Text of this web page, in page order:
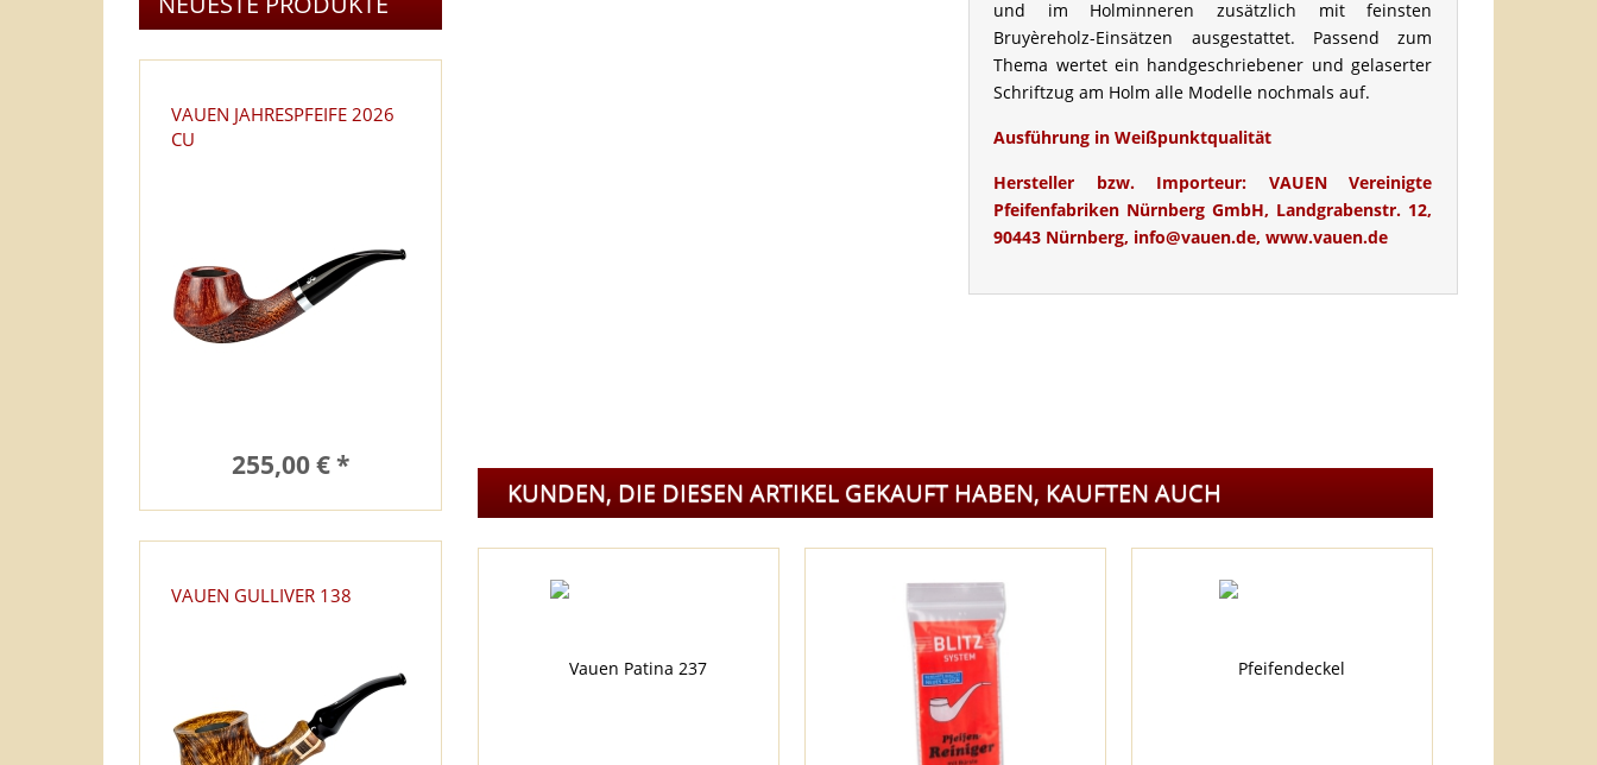
VAUEN JAHRESPFEIFE 2026
CU
255,00 € *
VAUEN GULLIVER 138
und im Holminneren zusätzlich mit feinsten
Bruyèreholz-Einsätzen ausgestattet. Passend zum
Thema wertet ein handgeschriebener und gelaserter
Schriftzug am Holm alle Modelle nochmals auf.
Ausführung in Weißpunktqualität
Hersteller bzw. Importeur: VAUEN Vereinigte
Pfeifenfabriken Nürnberg GmbH, Landgrabenstr. 12,
90443 Nürnberg, info@vauen.de, www.vauen.de
KUNDEN, DIE DIESEN ARTIKEL GEKAUFT HABEN, KAUFTEN AUCH